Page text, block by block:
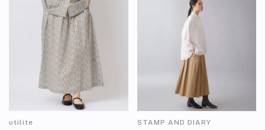
utilite STAMP AND DIARY